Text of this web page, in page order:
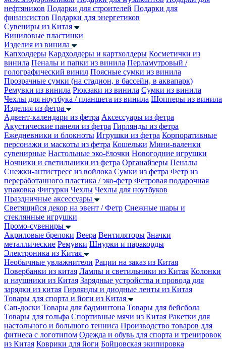
нефтяников Подарки для строителей Подарки для
финансистов Подарки для энергетиков
Сувениры из Китая
Виниловые пластинки
Изделия из винила
Капхолдеры Кардхолдеры и картхолдеры Косметички из
винила Пеналы и папки из винила Перламутровый /
голографический винил Поясные сумки из винила
Прозрачные сумки (на стадион, в бассейн, в аквапарк)
Ремувки из винила Рюкзаки из винила Сумки из винила
Чехлы для ноутбука / планшета из винила Шопперы из винила
Изделия из фетра
Адвент-календари из фетра Аксессуары из фетра
Акустические панели из фетра Гирлянды из фетра
Ежедневники и блокноты Игрушки из фетра Корпоративные
персонажи и маскоты из фетра Кошельки Мини-валенки
сувенирные Настольные эко-ёлочки Новогодние игрушки
Ночники и светильники из фетра Органайзеры Пеналы
Снежки-антистресс из войлока Сумки из фетра Фетр из
переработанного пластика / эко-фетр Фетровая подарочная
упаковка Фигурки Чехлы Чехлы для ноутбуков
Праздничные аксессуары
Светящийся декор на эвент / Фетр Снежные шары и
стеклянные игрушки
Промо-сувениры
Акриловые брелоки Веера Вентиляторы Значки
металлические Ремувки Шнурки и паракорды
Электроника из Китая
Необычные увлажнители Рации на заказ из Китая
Повербанки из китая Лампы и светильники из Китая Колонки
и наушники из Китая Зарядные устройства и провода для
зарядки из китая Гирлянды и диодные ленты из Китая
Товары для спорта и йоги из Китая
Сап-доски Товары для бадминтона Товары для бейсбола
Товары для гольфа Спортивные мячи из Китая Ракетки для
настольного и большого тенниса Производство товаров для
фитнеса с логотипом Одежда и обувь для спорта и тренировок
из Китая Коврики для йоги Бойцовская экипировка